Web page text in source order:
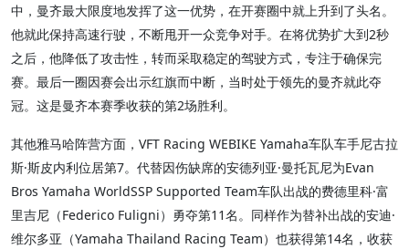
中，曼齐最大限度地发挥了这一优势，在开赛圈中就上升到了头名。
他就此保持高速行驶，不断甩开一众竞争对手。在将优势扩大到2秒
之后，他降低了攻击性，转而采取稳定的驾驶方式，专注于确保完
赛。最后一圈因赛会出示红旗而中断，当时处于领先的曼齐就此夺
冠。这是曼齐本赛季收获的第2场胜利。
其他雅马哈阵营方面，VFT Racing WEBIKE Yamaha车队车手尼古拉
斯·斯皮内利位居第7。代替因伤缺席的安德列亚·曼托瓦尼为Evan
Bros Yamaha WorldSSP Supported Team车队出战的费德里科·富
里吉尼（Federico Fuligni）勇夺第11名。同样作为替补出战的安迪·
维尔多亚（Yamaha Thailand Racing Team）也获得第14名，收获